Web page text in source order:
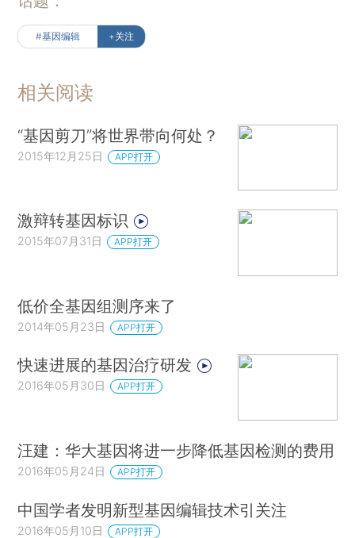
#基因编辑 +关注
相关阅读
“基因剪刀”将世界带向何处？
2015年12月25日 APP打开
激辩转基因标识
2015年07月31日 APP打开
低价全基因组测序来了
2014年05月23日 APP打开
快速进展的基因治疗研发
2016年05月30日 APP打开
汪建：华大基因将进一步降低基因检测的费用
2016年05月24日 APP打开
中国学者发明新型基因编辑技术引关注
2016年05月10日 APP打开